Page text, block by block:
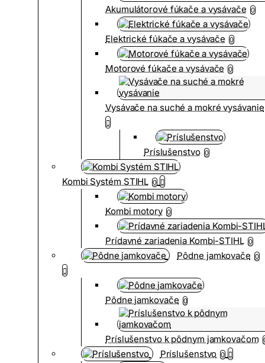
Akumulátorové fúkače a vysávače 0
Elektrické fúkače a vysávače 0
Motorové fúkače a vysávače 0
Vysávače na suché a mokré vysávanie
Príslušenstvo 0
Kombi Systém STIHL 0
Kombi motory 0
Prídavné zariadenia Kombi-STIHL 0
Pôdne jamkovače 0
Pôdne jamkovače 0
Príslušenstvo k pôdnym jamkovačom
Príslušenstvo 0